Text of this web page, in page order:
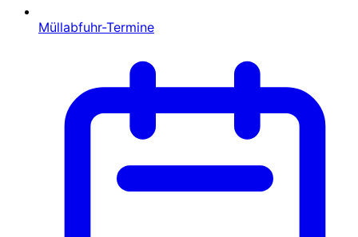
Müllabfuhr-Termine